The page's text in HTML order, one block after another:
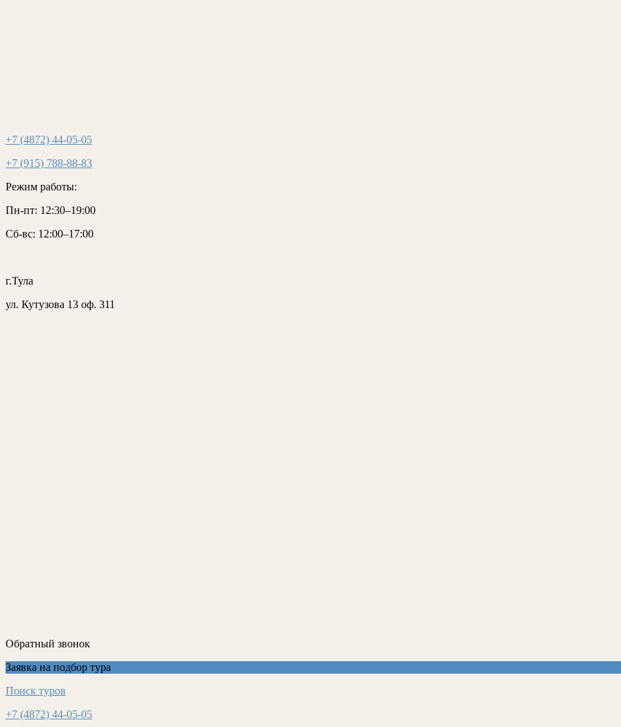
+7 (4872) 44-05-05
+7 (915) 788-88-83
Режим работы:
Пн-пт: 12:30–19:00
Сб-вс: 12:00–17:00
г.Тула
ул. Кутузова 13 оф. 311
Обратный звонок
Заявка на подбор тура
Поиск туров
+7 (4872) 44-05-05